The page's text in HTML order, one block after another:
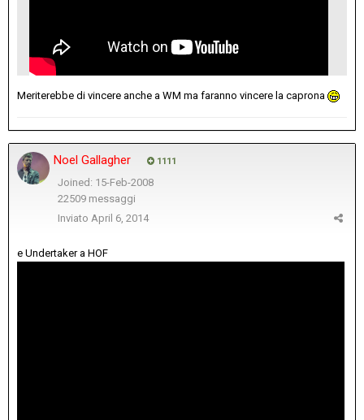
Meriterebbe di vincere anche a WM ma faranno vincere la caprona
Noel Gallagher 1111
Joined: 15-Feb-2008
22509 messaggi
Inviato April 6, 2014
e Undertaker a HOF